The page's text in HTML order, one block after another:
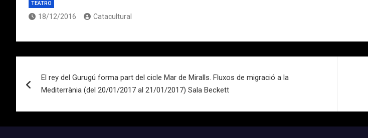
TEATRO
18/12/2016 Catacultural
de
entradas
El rey del Gurugú forma part del cicle Mar de Miralls. Fluxos de migració a la
Mediterrània (del 20/01/2017 al 21/01/2017) Sala Beckett